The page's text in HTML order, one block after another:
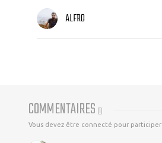
ALFRO
COMMENTAIRES (1)
Vous devez être connecté pour participer